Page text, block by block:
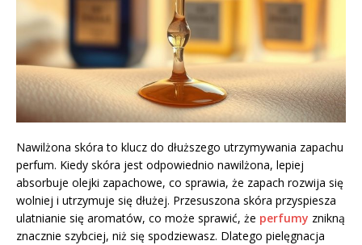
Nawilżona skóra to klucz do dłuższego utrzymywania zapachu
perfum. Kiedy skóra jest odpowiednio nawilżona, lepiej
absorbuje olejki zapachowe, co sprawia, że zapach rozwija się
wolniej i utrzymuje się dłużej. Przesuszona skóra przyspiesza
ulatnianie się aromatów, co może sprawić, że perfumy znikną
znacznie szybciej, niż się spodziewasz. Dlatego pielęgnacja